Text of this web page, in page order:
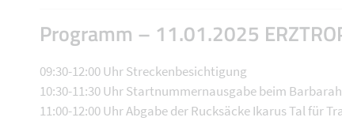
Programm – 11.01.2025
09:30-12:00 Uhr Streckenbesichtigung
10:30-11:30 Uhr Startnummernausgabe beim
11:00-12:00 Uhr Abgabe der Rucksäcke Ikarus Tal für